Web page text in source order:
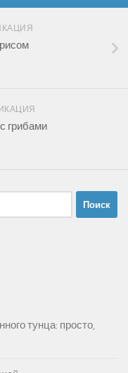
грибами
тунца: просто,